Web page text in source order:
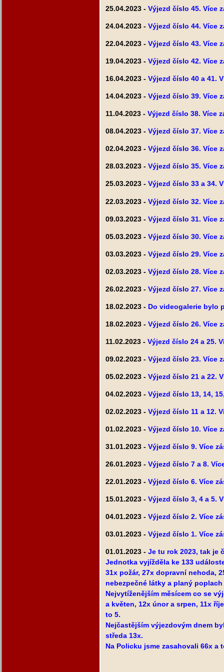
25.04.2023 - Výjezd číslo 45. Více
24.04.2023 - Výjezd číslo 44. Více
22.04.2023 - Výjezd číslo 43. Více
19.04.2023 - Výjezd číslo 42. Více
16.04.2023 - Výjezd číslo 40 a 41.
14.04.2023 - Výjezd číslo 39. Více
11.04.2023 - Výjezd číslo 38. Více
08.04.2023 - Výjezd číslo 37. Více
02.04.2023 - Výjezd číslo 36. Více
28.03.2023 - Výjezd číslo 35. Více
25.03.2023 - Výjezd číslo 33 a 34.
22.03.2023 - Výjezd číslo 32. Více
09.03.2023 - Výjezd číslo 31. Více
05.03.2023 - Výjezd číslo 30. Více
03.03.2023 - Výjezd číslo 29. Více
02.03.2023 - Výjezd číslo 28. Více
26.02.2023 - Výjezd číslo 27. Více
18.02.2023 - Do videogalerie bylo
18.02.2023 - Výjezd číslo 26. Více
11.02.2023 - Výjezd číslo 24 a 25.
09.02.2023 - Výjezd číslo 23. Více
05.02.2023 - Výjezd číslo 21 a 22.
04.02.2023 - Výjezd číslo 13, 14,
02.02.2023 - Výjezd číslo 11 a 12.
01.02.2023 - Výjezd číslo 10. Více
31.01.2023 - Výjezd číslo 9. Více
26.01.2023 - Výjezd číslo 7 a 8.
22.01.2023 - Výjezd číslo 6. Více
15.01.2023 - Výjezd číslo 3, 4 a 5.
04.01.2023 - Výjezd číslo 2. Více
03.01.2023 - Výjezd číslo 1. Více
01.01.2023 - Je tu rok 2023, tak je
Jednotka vyjížděla ke 133
31x požár, 27x dopravní nehoda,
nebezpečné látky a planý
Nejvytíženějším měsícem co se
a květen, 12x únor a srpen, 11x
to 5.
Nejčastějším výjezdovým dnem
středa 13x.
Na Policku jsme zasahovali 66x a